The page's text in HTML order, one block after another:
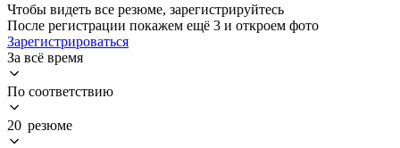
Чтобы видеть все резюме, зарегистрируйтесь
После регистрации покажем ещё 3 и откроем фото
Зарегистрироваться
За всё время
По соответствию
20 резюме